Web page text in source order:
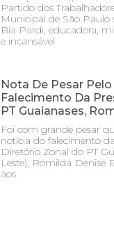
Partido dos
Municipal de São Paulo
Bia Pardi, educadora,
e incansável
Nota De Pesar Pelo
Falecimento Da
PT Guaianases,
Foi com grande pesar
notícia do falecimento
Diretório Zonal do PT
Leste), Romilda Denise
aos